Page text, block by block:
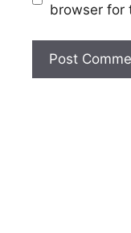
browser for